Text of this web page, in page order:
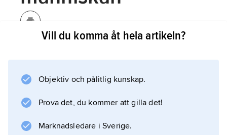
Skadedjur
Hotade däggdjur
Vill du komma åt hela artikeln?
Objektiv och pålitlig kunskap.
Prova det, du kommer att gilla det!
Marknadsledare i Sverige.